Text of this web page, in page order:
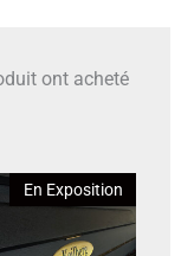
ont acheté
En Exposition